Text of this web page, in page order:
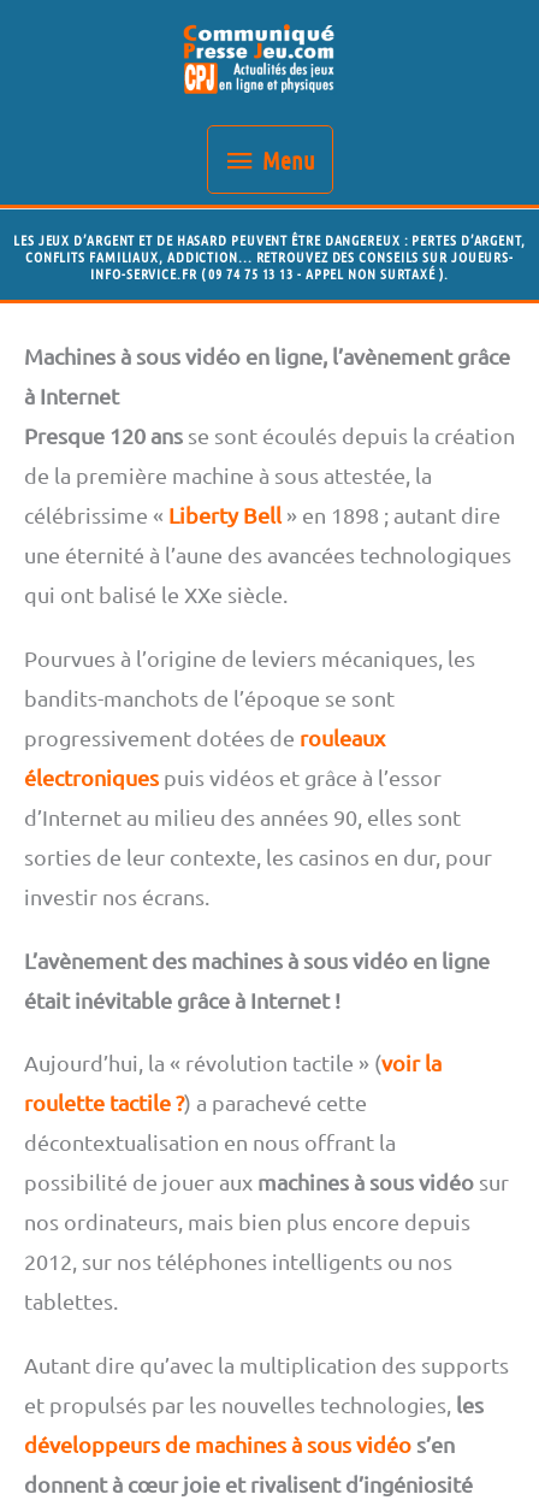
Menu
Menu
LES JEUX D’ARGENT ET DE HASARD PEUVENT ÊTRE DANGEREUX : PERTES D’ARGENT,
CONFLITS FAMILIAUX, ADDICTION... RETROUVEZ DES CONSEILS SUR JOUEURS-
INFO-SERVICE.FR ( 09 74 75 13 13 - APPEL NON SURTAXÉ ).
Machines à sous vidéo en ligne, l’avènement grâce
à Internet
Presque 120 ans se sont écoulés depuis la création
de la première machine à sous attestée, la
célébrissime « Liberty Bell » en 1898 ; autant dire
une éternité à l’aune des avancées technologiques
qui ont balisé le XXe siècle.
Pourvues à l’origine de leviers mécaniques, les
bandits-manchots de l’époque se sont
progressivement dotées de rouleaux
électroniques puis vidéos et grâce à l’essor
d’Internet au milieu des années 90, elles sont
sorties de leur contexte, les casinos en dur, pour
investir nos écrans.
L’avènement des machines à sous vidéo en ligne
était inévitable grâce à Internet !
Aujourd’hui, la « révolution tactile » (voir la
roulette tactile ?) a parachevé cette
décontextualisation en nous offrant la
possibilité de jouer aux machines à sous vidéo sur
nos ordinateurs, mais bien plus encore depuis
2012, sur nos téléphones intelligents ou nos
tablettes.
Autant dire qu’avec la multiplication des supports
et propulsés par les nouvelles technologies, les
développeurs de machines à sous vidéo s’en
donnent à cœur joie et rivalisent d’ingéniosité